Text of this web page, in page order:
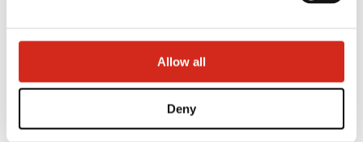
Allow all
Deny
Umělci
Akademie mistrů